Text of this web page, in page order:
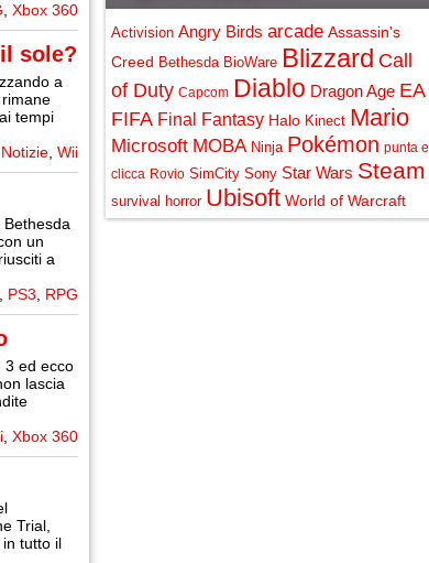
Xbox 360
sole?
a
tempi
Notizie Wii
un
a
PS3 RPG
3 ed ecco
lascia
Xbox 360
Trial,
tutto il
Activision Angry Birds arcade Assassin's
Creed Bethesda BioWare Blizzard Call
of Duty Capcom Diablo Dragon Age EA
FIFA Final Fantasy Halo Kinect Mario
Microsoft MOBA Ninja Pokémon punta e
clicca Rovio SimCity Sony Star Wars Steam
survival horror Ubisoft World of Warcraft